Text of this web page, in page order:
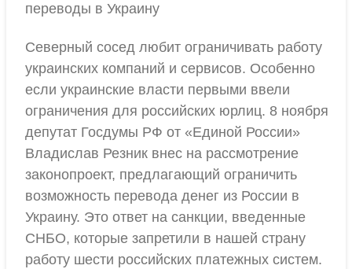
переводы в Украину
Северный сосед любит ограничивать работу
украинских компаний и сервисов. Особенно
если украинские власти первыми ввели
ограничения для российских юрлиц. 8 ноября
депутат Госдумы РФ от «Единой России»
Владислав Резник внес на рассмотрение
законопроект, предлагающий ограничить
возможность перевода денег из России в
Украину. Это ответ на санкции, введенные
СНБО, которые запретили в нашей страну
работу шести российских платежных систем.